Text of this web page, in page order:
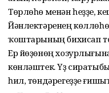
Төрлөһө менән һеҙҙе,
Йәнлектәренең
ҡоштарының бихисап
Ер йөҙөнөң
көнләштек. Үҙ
һил, төндәрегеҙҙе